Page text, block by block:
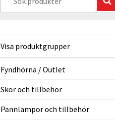
Fyndhörna / Outlet
Skor och tillbehör
Pannlampor och tillbehör